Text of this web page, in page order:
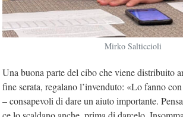
Mirko Salticcioli
Una buona parte del cibo che viene distribuito
fine serata, regalano l’invenduto: «Lo fanno
– consapevoli di dare un aiuto importante.